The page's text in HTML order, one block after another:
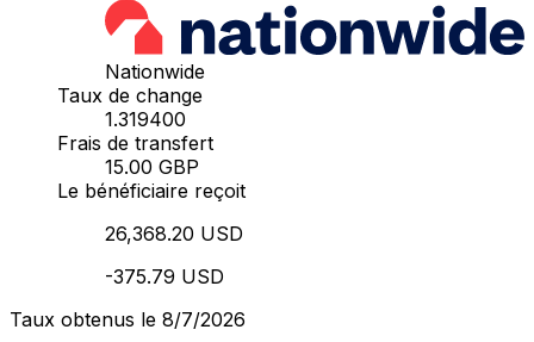
Nationwide
Taux de change
1.319400
Frais de transfert
15.00 GBP
Le bénéficiaire reçoit
26,368.20 USD
-375.79 USD
Taux obtenus le 8/7/2026